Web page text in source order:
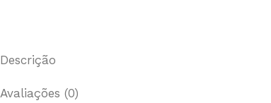
Descrição
Avaliações (0)